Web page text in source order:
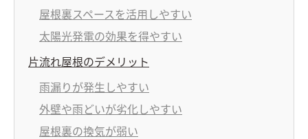
屋根裏スペースを活用しやすい
太陽光発電の効果を得やすい
片流れ屋根のデメリット
雨漏りが発生しやすい
外壁や雨どいが劣化しやすい
屋根裏の換気が弱い